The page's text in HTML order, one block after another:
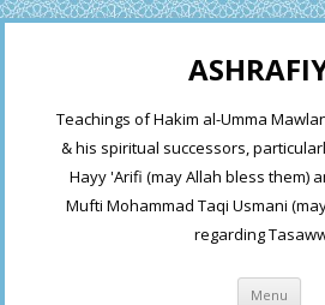
Teachings of Hakim al-Umma
& his spiritual successors,
Hayy 'Arifi (may Allah bless them)
Mufti Mohammad Taqi Usmani
regarding
Menu Skip